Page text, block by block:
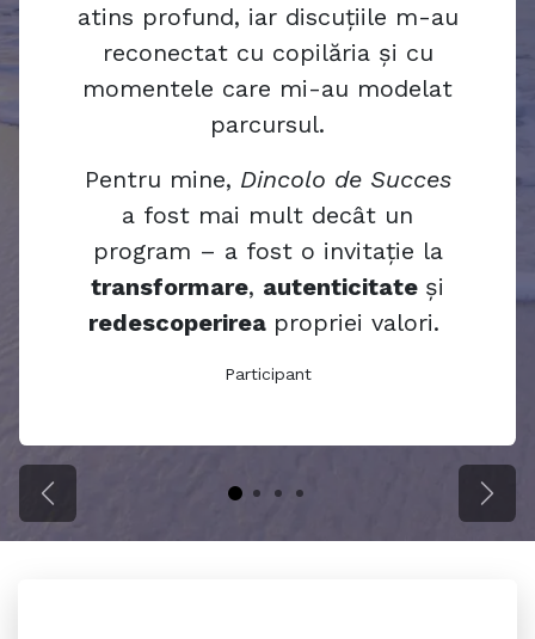
atins profund, iar discuțiile m-au
reconectat cu copilăria și cu
momentele care mi-au modelat
parcursul.
Pentru mine, Dincolo de Succes
a fost mai mult decât un
program – a fost o invitație la
transformare, autenticitate și
redescoperirea propriei valori.
Participant
Previous Next